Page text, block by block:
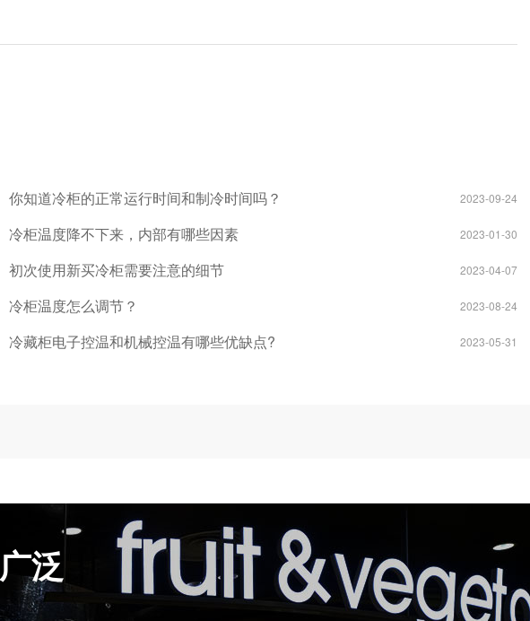
你知道冷柜的正常运行时间和制冷时间吗？ 2023-09-24
冷柜温度降不下来，内部有哪些因素 2023-01-30
初次使用新买冷柜需要注意的细节 2023-04-07
冷柜温度怎么调节？ 2023-08-24
冷藏柜电子控温和机械控温有哪些优缺点? 2023-05-31
广泛